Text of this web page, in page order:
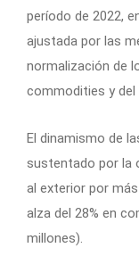
período de 2022,
ajustada por las
normalización de
commodities y
El dinamismo de
sustentado por la
al exterior por
alza del 28% en
millones).